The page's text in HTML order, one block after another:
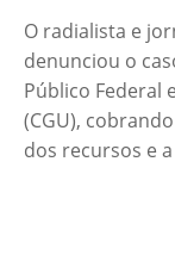
O radialista e
denunciou o
Público Federal
(CGU),
dos recursos e